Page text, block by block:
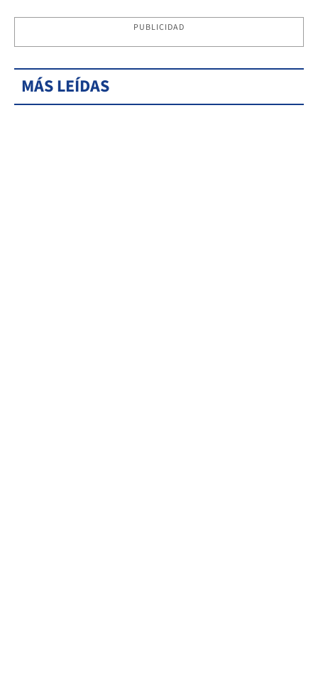
PUBLICIDAD
MÁS LEÍDAS